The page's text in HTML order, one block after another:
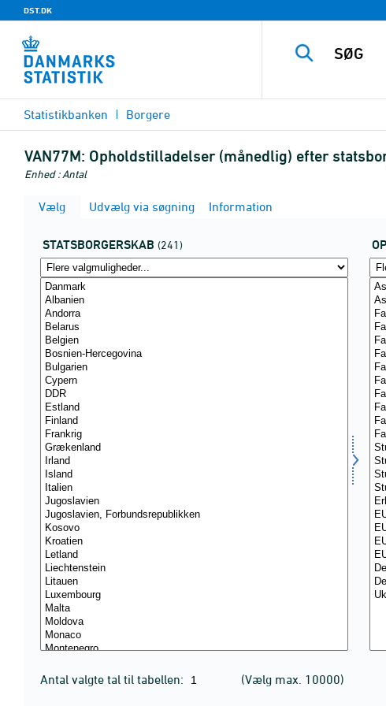
DST.DK
Statistikbanken Borgere
VAN77M: Opholdstilladelser (månedlig) efter
Enhed : Antal
Vælg
Udvælg via søgning Information
STATSBORGERSKAB (241)
Antal valgte tal til tabellen: (Vælg max. 10000)